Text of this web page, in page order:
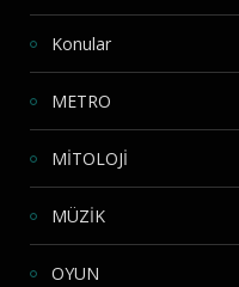
Konular
METRO
MİTOLOJİ
MÜZİK
OYUN